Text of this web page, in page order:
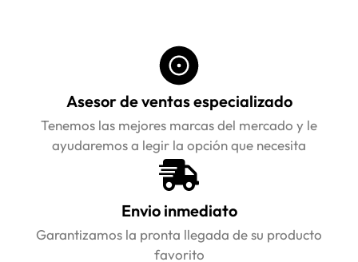
Asesor de ventas especializado
Tenemos las mejores marcas del mercado y le
ayudaremos a legir la opción que necesita
Envio inmediato
Garantizamos la pronta llegada de su producto
favorito